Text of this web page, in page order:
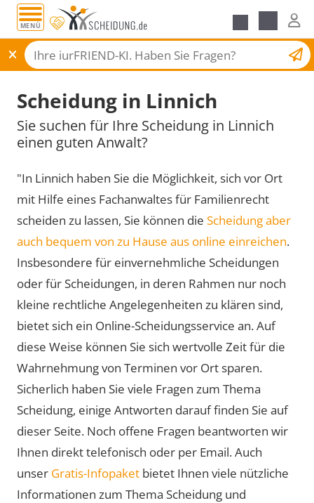
MENÜ
Scheidungsantrag
Scheidung in Linnich
Sie suchen für Ihre Scheidung in Linnich
einen guten Anwalt?
"In Linnich haben Sie die Möglichkeit, sich vor Ort
mit Hilfe eines Fachanwaltes für Familienrecht
scheiden zu lassen, Sie können die Scheidung aber
auch bequem von zu Hause aus online einreichen.
Insbesondere für einvernehmliche Scheidungen
oder für Scheidungen, in deren Rahmen nur noch
kleine rechtliche Angelegenheiten zu klären sind,
bietet sich ein Online-Scheidungsservice an. Auf
diese Weise können Sie sich wertvolle Zeit für die
Wahrnehmung von Terminen vor Ort sparen.
Sicherlich haben Sie viele Fragen zum Thema
Scheidung, einige Antworten darauf finden Sie auf
dieser Seite. Noch offene Fragen beantworten wir
Ihnen direkt telefonisch oder per Email. Auch
unser Gratis-Infopaket bietet Ihnen viele nützliche
Informationen zum Thema Scheidung und